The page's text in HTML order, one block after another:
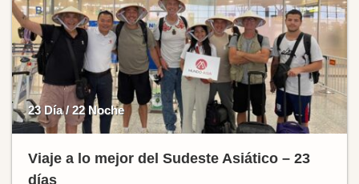
23 Día / 22 Noche
Viaje a lo mejor del Sudeste Asiático – 23
días